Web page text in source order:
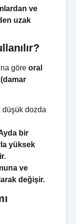
ve
uzak
göre oral
düşük dozda
bir
yüksek
ve
değişir.